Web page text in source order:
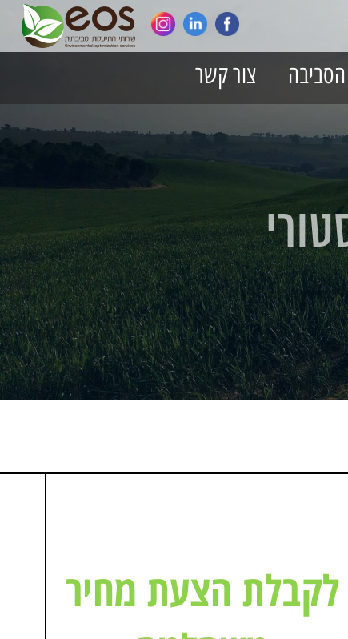
צור קשר
לקבלת הצעת מחיר